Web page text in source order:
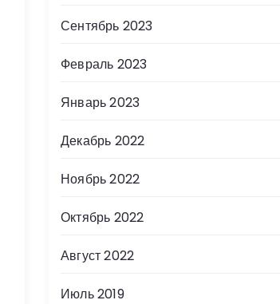
Сентябрь 2023
Февраль 2023
Январь 2023
Декабрь 2022
Ноябрь 2022
Октябрь 2022
Август 2022
Июль 2019